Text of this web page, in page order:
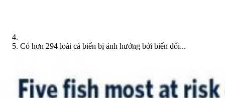
Có hơn 294 loài cá biển bị ảnh hưởng bởi biến đổi...